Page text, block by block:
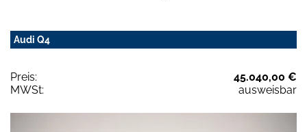
Audi Q4
Preis:
45.040,00 €
MWSt:
ausweisbar